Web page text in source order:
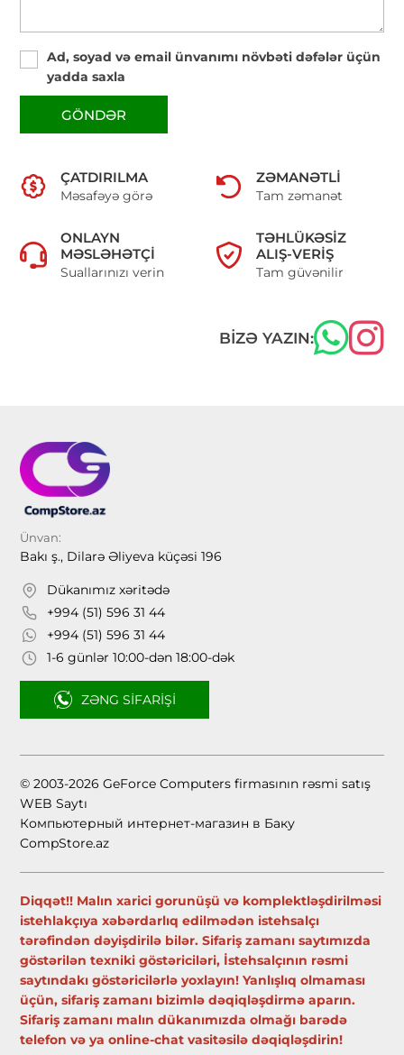
Ad, soyad və email ünvanımı növbəti dəfələr üçün
yadda saxla
GÖNDƏR
ÇATDIRILMA
Məsafəyə görə
ZƏMANƏTLI
Tam zəmanət
ONLAYN
MƏSLƏHƏTÇI
Suallarınızı verin
TƏHLÜKƏSIZ
ALIŞ-VERIŞ
Tam güvənilir
BIZƏ YAZIN:
Ünvan:
Bakı ş., Dilarə Əliyeva küçəsi 196
Dükanımız xəritədə
+994 (51) 596 31 44
+994 (51) 596 31 44
1-6 günlər 10:00-dən 18:00-dək
ZƏNG SIFARIŞI
© 2003-2026 GeForce Computers firmasının rəsmi satış
WEB Saytı
Компьютерный интернет-магазин в Баку
CompStore.az
Diqqət!! Malın xarici gorunüşü və komplektləşdirilməsi
istehlakçıya xəbərdarlıq edilmədən istehsalçı
tərəfindən dəyişdirilə bilər. Sifariş zamanı saytımızda
göstərilən texniki göstəriciləri, İstehsalçının rəsmi
saytındakı göstəricilərlə yoxlayın! Yanlışlıq olmaması
üçün, sifariş zamanı bizimlə dəqiqləşdirmə aparın.
Sifariş zamanı malın dükanımızda olmağı barədə
telefon və ya online-chat vasitəsilə dəqiqləşdirin!